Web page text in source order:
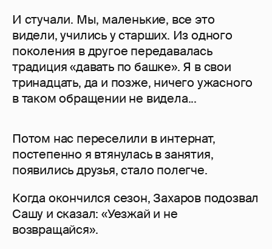
И стучали. Мы, маленькие, все это
видели, учились у старших. Из одного
поколения в другое передавалась
традиция «давать по башке». Я в свои
тринадцать, да и позже, ничего ужасного
в таком обращении не видела...
Потом нас переселили в интернат,
постепенно я втянулась в занятия,
появились друзья, стало полегче.
Когда окончился сезон, Захаров подозвал
Сашу и сказал: «Уезжай и не
возвращайся».